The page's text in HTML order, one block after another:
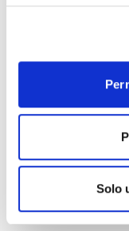
Solo